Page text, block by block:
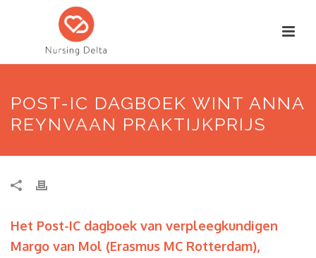
POST-IC DAGBOEK WINT ANNA
REYNVAAN PRAKTIJKPRIJS
Het Post-IC dagboek van verpleegkundigen
Margo van Mol (Erasmus MC Rotterdam),